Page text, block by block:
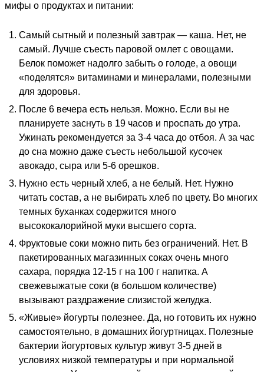
мифы о продуктах и питании:
Самый сытный и полезный завтрак — каша. Нет, не
самый. Лучше съесть паровой омлет с овощами.
Белок поможет надолго забыть о голоде, а овощи
«поделятся» витаминами и минералами, полезными
для здоровья.
После 6 вечера есть нельзя. Можно. Если вы не
планируете заснуть в 19 часов и проспать до утра.
Ужинать рекомендуется за 3-4 часа до отбоя. А за час
до сна можно даже съесть небольшой кусочек
авокадо, сыра или 5-6 орешков.
Нужно есть черный хлеб, а не белый. Нет. Нужно
читать состав, а не выбирать хлеб по цвету. Во многих
темных буханках содержится много
высококалорийной муки высшего сорта.
Фруктовые соки можно пить без ограничений. Нет. В
пакетированных магазинных соках очень много
сахара, порядка 12-15 г на 100 г напитка. А
свежевыжатые соки (в большом количестве)
вызывают раздражение слизистой желудка.
«Живые» йогурты полезнее. Да, но готовить их нужно
самостоятельно, в домашних йогуртницах. Полезные
бактерии йогуртовых культур живут 3-5 дней в
условиях низкой температуры и при нормальной